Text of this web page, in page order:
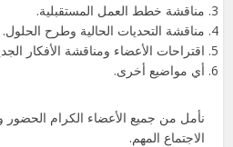
مناقشة خطط العمل المستقبلية.
مناقشة التحديات الحالية وطرح الحلول.
اقتراحات الأعضاء ومناقشة الأفكار
أي مواضيع أخرى.
نأمل من جميع الأعضاء الكرام الحضور
الاجتماع المهم.